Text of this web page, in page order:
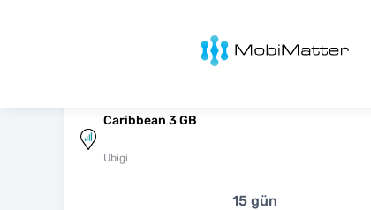
MobiMatter
Caribbean 3 GB
Ubigi
15 gün